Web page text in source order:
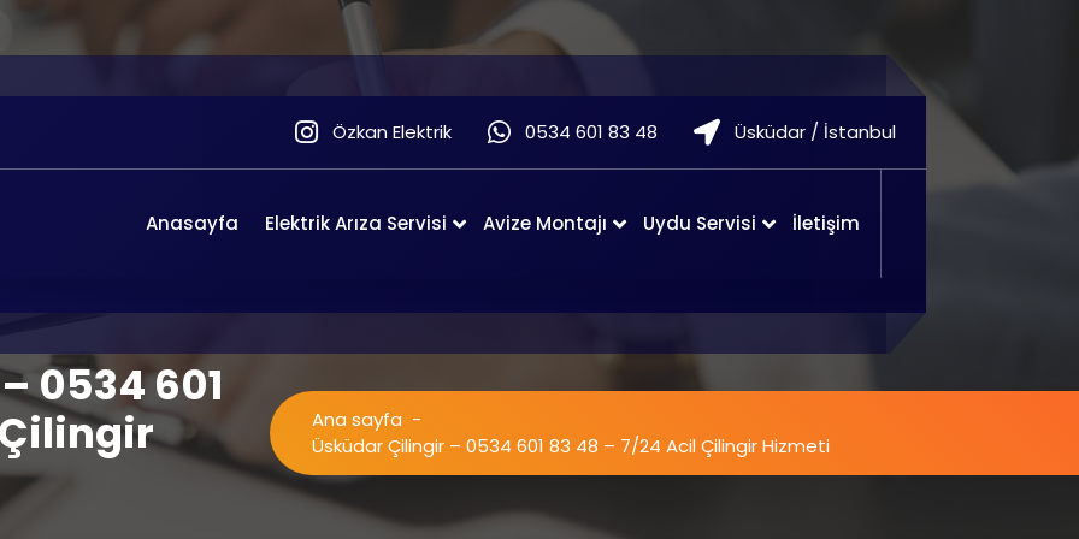
Özkan Elektrik 0534 601 83 48 Üsküdar / İstanbul
Anasayfa Elektrik Arıza Servisi Avize Montajı Uydu Servisi İletişim
0534 601
Ana sayfa -
Üsküdar Çilingir – 0534 601 83 48 – 7/24 Acil Çilingir Hizmeti